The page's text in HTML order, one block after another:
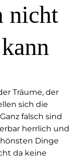
nicht
Träume, der
sich die
falsch sind
herrlich und
Dinge
da keine